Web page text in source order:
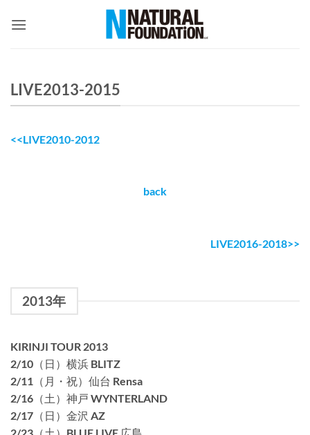
LIVE2013-2015
<<LIVE2010-2012
back
LIVE2016-2018>>
2013年
KIRINJI TOUR 2013
2/10（日）横浜 BLITZ
2/11（月・祝）仙台 Rensa
2/16（土）神戸 WYNTERLAND
2/17（日）金沢 AZ